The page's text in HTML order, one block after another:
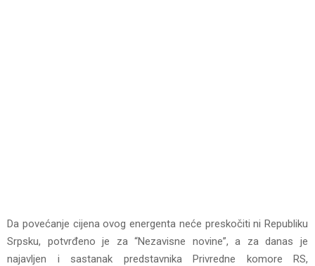
Da povećanje cijena ovog energenta neće preskočiti ni Republiku
Srpsku, potvrđeno je za “Nezavisne novine”, a za danas je
najavljen i sastanak predstavnika Privredne komore RS,